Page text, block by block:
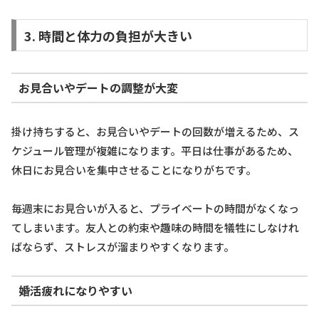
3. 時間と体力の負担が大きい
お見合いやデートの調整が大変
掛け持ちすると、お見合いやデートの回数が増えるため、ス
ケジュール管理が複雑になります。平日は仕事があるため、
休日にお見合いを集中させることになりがちです。
毎週末にお見合いが入ると、プライベートの時間がなくなっ
てしまいます。友人との約束や趣味の時間を犠牲にしなけれ
ばならず、ストレスが溜まりやすくなります。
婚活疲れになりやすい